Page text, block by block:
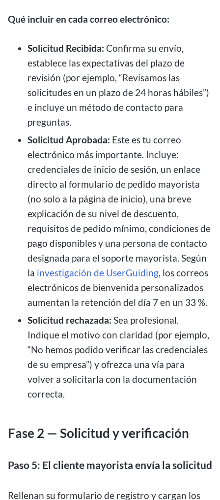
Qué incluir en cada correo electrónico:
Solicitud Recibida: Confirma su envío,
establece las expectativas del plazo de
revisión (por ejemplo, “Revisamos las
solicitudes en un plazo de 24 horas hábiles”)
e incluye un método de contacto para
preguntas.
Solicitud Aprobada: Este es tu correo
electrónico más importante. Incluye:
credenciales de inicio de sesión, un enlace
directo al formulario de pedido mayorista
(no solo a la página de inicio), una breve
explicación de su nivel de descuento,
requisitos de pedido mínimo, condiciones de
pago disponibles y una persona de contacto
designada para el soporte mayorista. Según
la investigación de UserGuiding, los correos
electrónicos de bienvenida personalizados
aumentan la retención del día 7 en un 33 %.
Solicitud rechazada: Sea profesional.
Indique el motivo con claridad (por ejemplo,
“No hemos podido verificar las credenciales
de su empresa”) y ofrezca una vía para
volver a solicitarla con la documentación
correcta.
Fase 2 — Solicitud y verificación
Paso 5: El cliente mayorista envía la solicitud
Rellenan su formulario de registro y cargan los